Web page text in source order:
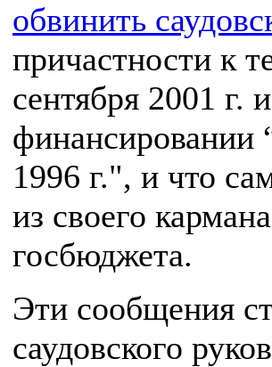
обвинить
причастности к
сентября 2001 г. и
финансировании
1996 г.", и что
из своего
госбюджета.
Эти сообщения
саудовского